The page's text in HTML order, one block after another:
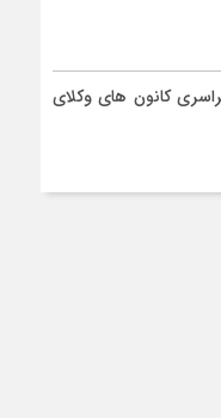
کانون های وکلای